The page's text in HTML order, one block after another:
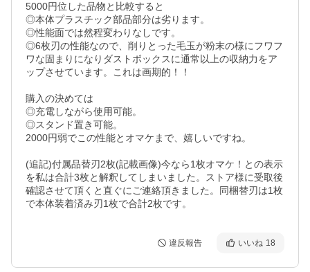
5000円位した品物と比較すると
◎本体プラスチック部品部分は劣ります。
◎性能面では然程変わりなしです。
◎6枚刃の性能なので、削りとった毛玉が粉末の様にフワフ
ワな固まりになりダストボックスに通常以上の収納力をア
ップさせています。これは画期的！！
購入の決めては
◎充電しながら使用可能。
◎スタンド置き可能。
2000円弱でこの性能とオマケまで、嬉しいですね。
(追記)付属品替刃2枚(記載画像)今なら1枚オマケ！との表示
を私は合計3枚と解釈してしまいました。ストア様に受取後
確認させて頂くと直ぐにご連絡頂きました。同梱替刃は1枚
違反報告 いいね 18